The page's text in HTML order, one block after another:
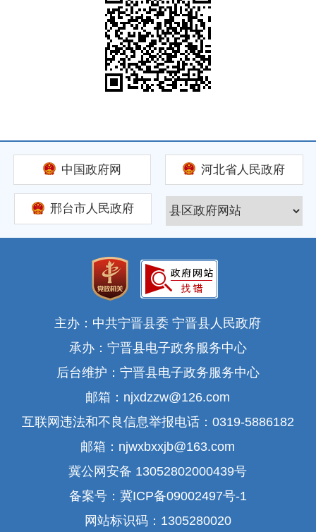
中国政府网 河北省人民政府
邢台市人民政府
主办：中共宁晋县委 宁晋县人民政府
承办：宁晋县电子政务服务中心
后台维护：宁晋县电子政务服务中心
邮箱：njxdzzw@126.com
互联网违法和不良信息举报电话：0319-5886182
邮箱：njwxbxxjb@163.com
冀公网安备 13052802000439号
备案号：冀ICP备09002497号-1
网站标识码：1305280020